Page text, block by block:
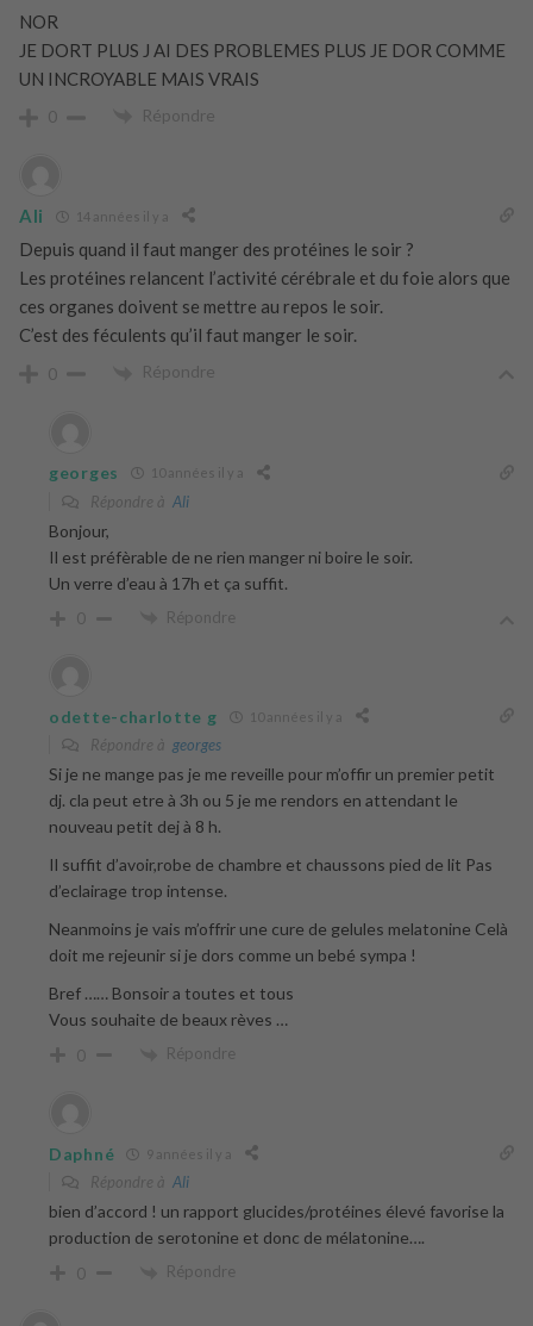
NOR
JE DORT PLUS J AI DES PROBLEMES PLUS JE DOR COMME
UN INCROYABLE MAIS VRAIS
0 Répondre
Ali 14 années il y a
Depuis quand il faut manger des protéines le soir ?
Les protéines relancent l’activité cérébrale et du foie alors que
ces organes doivent se mettre au repos le soir.
C’est des féculents qu’il faut manger le soir.
0 Répondre
georges 10 années il y a
Répondre à Ali
Bonjour,
Il est préfèrable de ne rien manger ni boire le soir.
Un verre d’eau à 17h et ça suffit.
0 Répondre
odette-charlotte g 10 années il y a
Répondre à georges
Si je ne mange pas je me reveille pour m’offir un premier petit
dj. cla peut etre à 3h ou 5 je me rendors en attendant le
nouveau petit dej à 8 h.
Il suffit d’avoir,robe de chambre et chaussons pied de lit Pas
d’eclairage trop intense.
Neanmoins je vais m’offrir une cure de gelules melatonine Celà
doit me rejeunir si je dors comme un bebé sympa !
Bref …… Bonsoir a toutes et tous
Vous souhaite de beaux rèves …
0 Répondre
Daphné 9 années il y a
Répondre à Ali
bien d’accord ! un rapport glucides/protéines élevé favorise la
production de serotonine et donc de mélatonine….
0 Répondre